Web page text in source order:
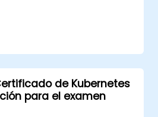
de Kubernetes
para el examen